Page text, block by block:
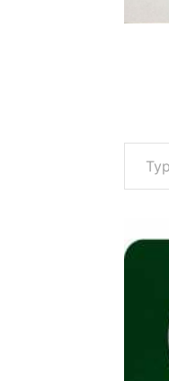
Type your email…